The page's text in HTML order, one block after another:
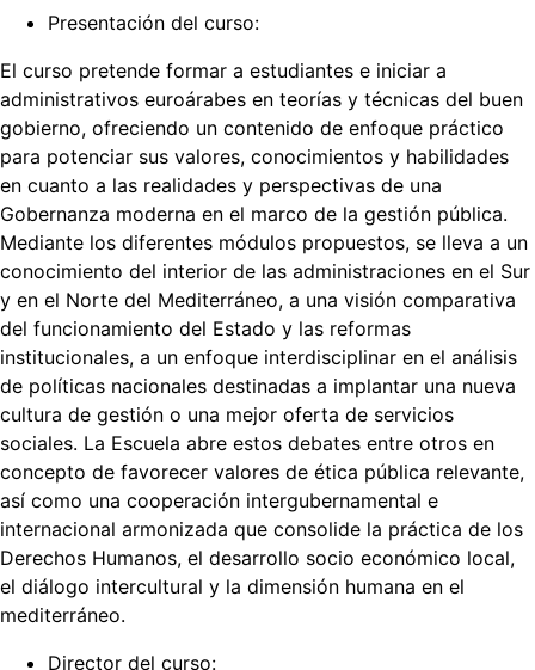
Presentación del curso:
El curso pretende formar a estudiantes e iniciar a
administrativos euroárabes en teorías y técnicas del buen
gobierno, ofreciendo un contenido de enfoque práctico
para potenciar sus valores, conocimientos y habilidades
en cuanto a las realidades y perspectivas de una
Gobernanza moderna en el marco de la gestión pública.
Mediante los diferentes módulos propuestos, se lleva a un
conocimiento del interior de las administraciones en el Sur
y en el Norte del Mediterráneo, a una visión comparativa
del funcionamiento del Estado y las reformas
institucionales, a un enfoque interdisciplinar en el análisis
de políticas nacionales destinadas a implantar una nueva
cultura de gestión o una mejor oferta de servicios
sociales. La Escuela abre estos debates entre otros en
concepto de favorecer valores de ética pública relevante,
así como una cooperación intergubernamental e
internacional armonizada que consolide la práctica de los
Derechos Humanos, el desarrollo socio económico local,
el diálogo intercultural y la dimensión humana en el
mediterráneo.
Director del curso: